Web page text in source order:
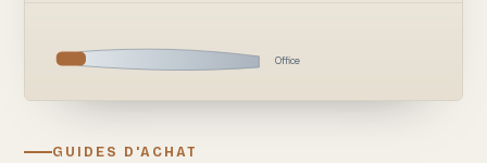
Office
GUIDES D'ACHAT